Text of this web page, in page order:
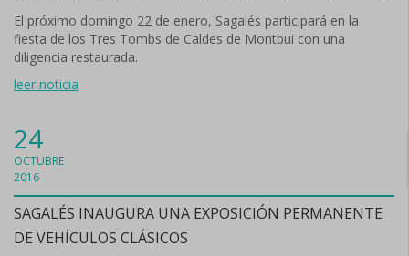
El próximo domingo 22 de enero, Sagalés participará en la
fiesta de los Tres Tombs de Caldes de Montbui con una
diligencia restaurada.
leer noticia
24
OCTUBRE
2016
SAGALÉS INAUGURA UNA EXPOSICIÓN PERMANENTE
DE VEHÍCULOS CLÁSICOS